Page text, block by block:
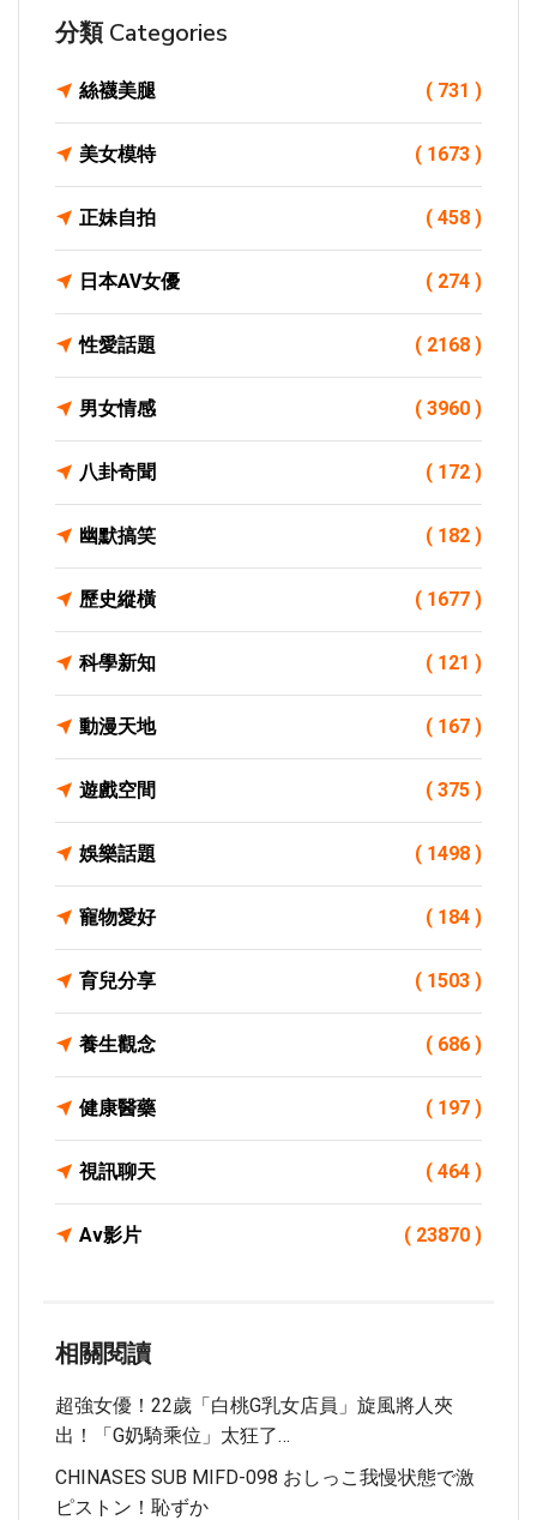
分類 Categories
絲襪美腿 ( 731 )
美女模特 ( 1673 )
正妹自拍 ( 458 )
日本AV女優 ( 274 )
性愛話題 ( 2168 )
男女情感 ( 3960 )
八卦奇聞 ( 172 )
幽默搞笑 ( 182 )
歷史縱橫 ( 1677 )
科學新知 ( 121 )
動漫天地 ( 167 )
遊戲空間 ( 375 )
娛樂話題 ( 1498 )
寵物愛好 ( 184 )
育兒分享 ( 1503 )
養生觀念 ( 686 )
健康醫藥 ( 197 )
視訊聊天 ( 464 )
Av影片 ( 23870 )
相關閱讀
超強女優！22歲「白桃G乳女店員」旋風將人夾
出！「G奶騎乘位」太狂了…
CHINASES SUB MIFD-098 おしっこ我慢状態で激
ピストン！恥ずか